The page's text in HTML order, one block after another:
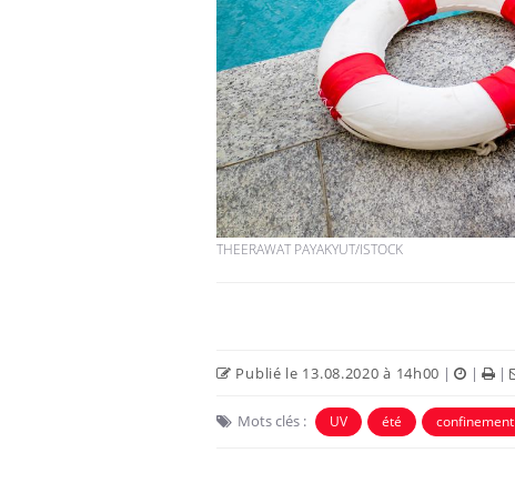
THEERAWAT PAYAKYUT/ISTOCK
Publié le 13.08.2020 à 14h00 | | |
Mots clés : UV été confinement
Bébés, jeunes enfants :
quelle trousse à
pharmacie pour les
vacances ?